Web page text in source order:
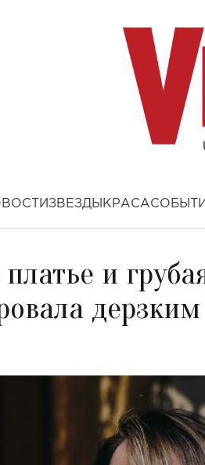
ЗВЕЗДЫ КРАСА
и